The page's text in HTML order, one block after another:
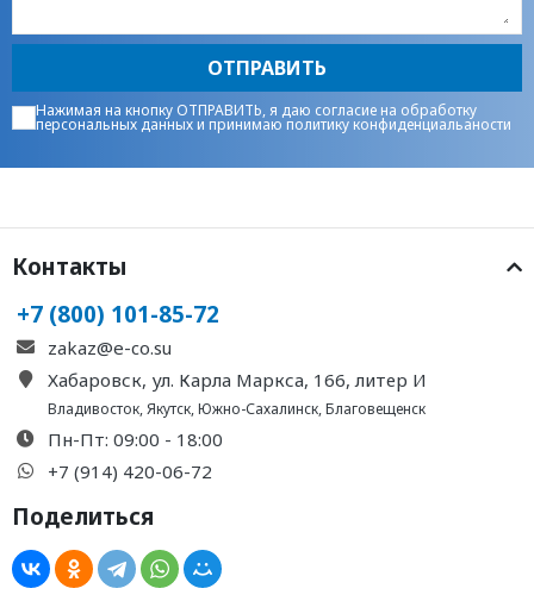
ОТПРАВИТЬ
Нажимая на кнопку ОТПРАВИТЬ, я даю согласие на обработку
персональных данныхи принимаюполитику конфиденциальаности
Контакты
+7 (800) 101-85-72
zakaz@e-co.su
Хабаровск, ул. Карла Маркса, 166, литер И
Владивосток,Якутск,Южно-Сахалинск,Благовещенск
Пн-Пт: 09:00 - 18:00
+7 (914) 420-06-72
Поделиться